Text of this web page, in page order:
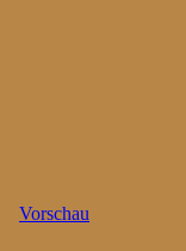
Vorschau